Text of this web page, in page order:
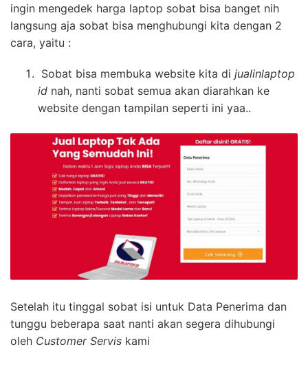
ingin mengedek harga laptop sobat bisa banget nih
langsung aja sobat bisa menghubungi kita dengan 2
cara, yaitu :
Sobat bisa membuka website kita di jualinlaptop
id nah, nanti sobat semua akan diarahkan ke
website dengan tampilan seperti ini yaa..
Setelah itu tinggal sobat isi untuk Data Penerima dan
tunggu beberapa saat nanti akan segera dihubungi
oleh Customer Servis kami